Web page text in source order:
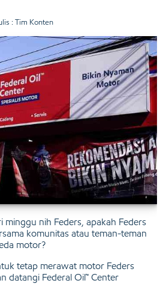
: Tim Konten
minggu nih Feders, apakah Feders
komunitas atau teman-teman
motor?
tetap merawat motor Feders
datangi Federal Oil™ Center